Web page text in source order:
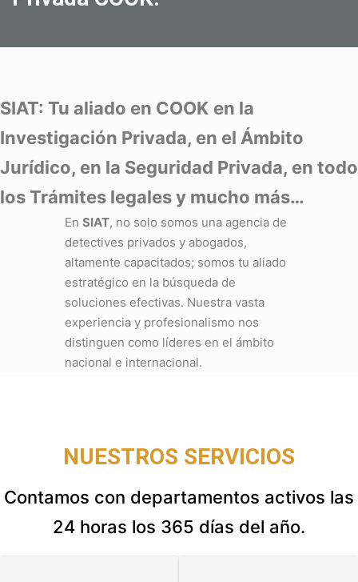
SIAT: Tu aliado en COOK en la
Investigación Privada, en el Ámbito
Jurídico, en la Seguridad Privada, en todo
los Trámites legales y mucho más…
En SIAT, no solo somos una agencia de
detectives privados y abogados,
altamente capacitados; somos tu aliado
estratégico en la búsqueda de
soluciones efectivas. Nuestra vasta
experiencia y profesionalismo nos
distinguen como líderes en el ámbito
nacional e internacional.
NUESTROS SERVICIOS
Contamos con departamentos activos las
24 horas los 365 días del año.